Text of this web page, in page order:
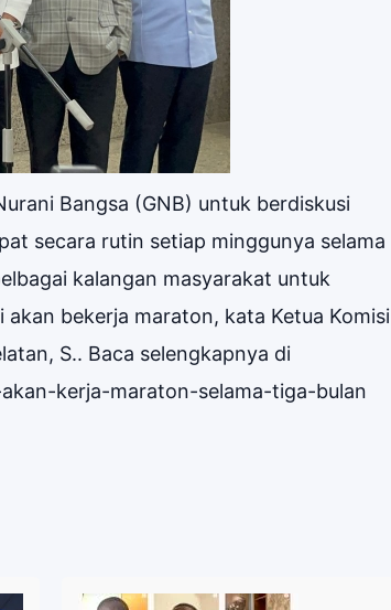
Bangsa (GNB) untuk berdiskusi
secara rutin setiap minggunya selama
kalangan masyarakat untuk
bekerja maraton, kata Ketua Komisi
S.. Baca selengkapnya di
kerja-maraton-selama-tiga-bulan